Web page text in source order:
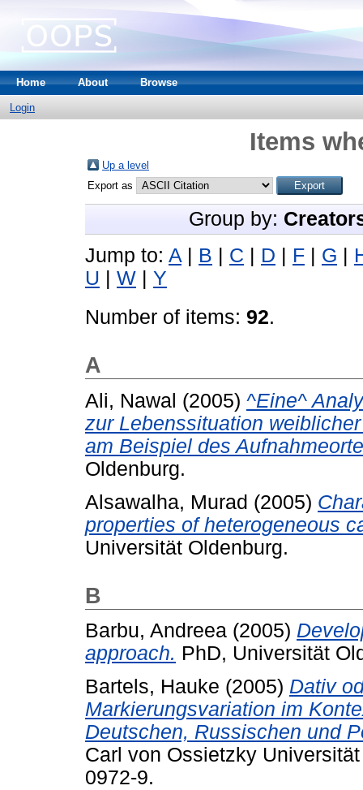
Home About Browse
Login
Items
Up a level
Export as
Group by:
Jump to: A B C D F G
U
W
Y
Number of items: 92.
A
Ali, Nawal (2005) ^Eine^
zur Lebenssituation
am Beispiel des
Oldenburg.
Alsawalha, Murad (2005)
properties of heterogeneous
Universität Oldenburg.
B
Barbu, Andreea (2005)
approach. PhD, Universität
Bartels, Hauke (2005) Dativ
Markierungsvariation im
Deutschen, Russischen und
Carl von Ossietzky
0972-9.